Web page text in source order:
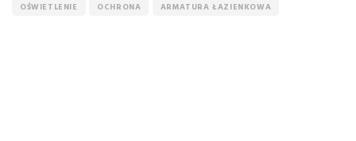
OŚWIETLENIE OCHRONA ARMATURA ŁAZIENKOWA